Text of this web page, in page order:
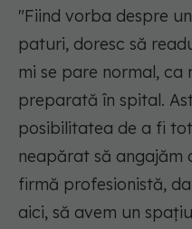
"Fiind vorba despre
paturi, doresc să
mi se pare normal, ca
preparată în spital.
posibilitatea de a fi
neapărat să angajăm
firmă profesionistă,
aici, să avem un